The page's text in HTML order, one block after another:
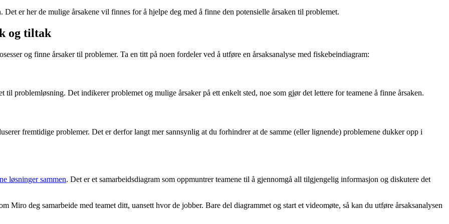
er her de mulige årsakene vil finnes for å hjelpe deg med å finne den potensielle årsaken til problemet.
og tiltak
og finne årsaker til problemer. Ta en titt på noen fordeler ved å utføre en årsaksanalyse med fiskebeindiagram:
problemløsning. Det indikerer problemet og mulige årsaker på ett enkelt sted, noe som gjør det lettere for teamene å finne årsaken.
fremtidige problemer. Det er derfor langt mer sannsynlig at du forhindrer at de samme (eller lignende) problemene dukker opp i
løsninger sammen. Det er et samarbeidsdiagram som oppmuntrer teamene til å gjennomgå all tilgjengelig informasjon og diskutere det
Miro deg samarbeide med teamet ditt, uansett hvor de jobber. Bare del diagrammet og start et videomøte, så kan du utføre årsaksanalysen